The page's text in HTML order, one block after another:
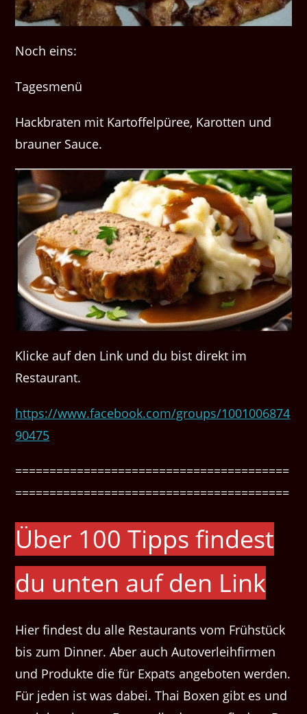
Noch eins:
Tagesmenü
Hackbraten mit Kartoffelpüree, Karotten und
brauner Sauce.
Klicke auf den Link und du bist direkt im
Restaurant.
https://www.facebook.com/groups/1001006874
90475
========================================
========================================
Über 100 Tipps findest
du unten auf den Link
Hier findest du alle Restaurants vom Frühstück
bis zum Dinner. Aber auch Autoverleihfirmen
und Produkte die für Expats angeboten werden.
Für jeden ist was dabei. Thai Boxen gibt es und